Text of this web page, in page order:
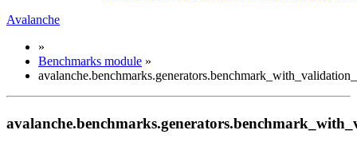
Avalanche
»
Benchmarks module »